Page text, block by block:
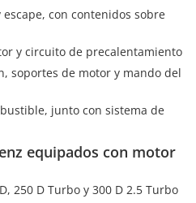
con contenidos sobre
y circuito de precalentamiento
soportes de motor y mando del
junto con sistema de
equipados con motor
250 D Turbo y 300 D 2.5 Turbo